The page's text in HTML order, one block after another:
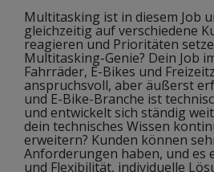
Multitasking ist in diesem Job
gleichzeitig auf verschiedene
reagieren und Prioritäten
Multitasking-Genie? Dein Job
Fahrräder, E-Bikes und
anspruchsvoll, aber äußerst
und E-Bike-Branche ist
und entwickelt sich ständig
dein technisches Wissen
erweitern? Kunden können
Anforderungen haben, und es
und Flexibilität, individuelle